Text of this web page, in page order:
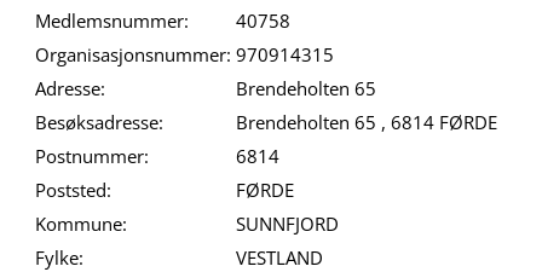
Medlemsnummer:
40758
Organisasjonsnummer: 970914315
Adresse:
Brendeholten 65
Besøksadresse:
Brendeholten 65 , 6814 FØRDE
Postnummer:
6814
Poststed:
FØRDE
Kommune:
SUNNFJORD
Fylke:
VESTLAND